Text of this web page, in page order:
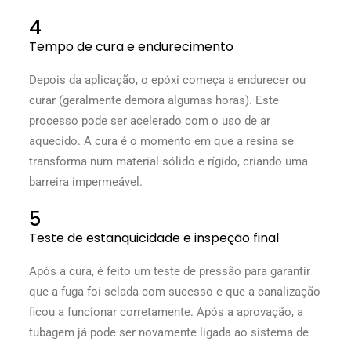
4
Tempo de cura e endurecimento
Depois da aplicação, o epóxi começa a endurecer ou
curar (geralmente demora algumas horas). Este
processo pode ser acelerado com o uso de ar
aquecido. A cura é o momento em que a resina se
transforma num material sólido e rígido, criando uma
barreira impermeável.
5
Teste de estanquicidade e inspeção final
Após a cura, é feito um teste de pressão para garantir
que a fuga foi selada com sucesso e que a canalização
ficou a funcionar corretamente. Após a aprovação, a
tubagem já pode ser novamente ligada ao sistema de